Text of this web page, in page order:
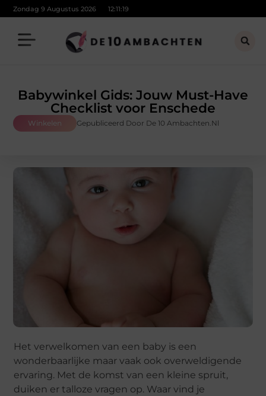
Zondag 9 Augustus 2026 12:11:20
Babywinkel Gids: Jouw Must-Have
Checklist voor Enschede
Winkelen Gepubliceerd Door De 10 Ambachten.nl
Het verwelkomen van een baby is een
wonderbaarlijke maar vaak ook overweldigende
ervaring. Met de komst van een kleine spruit,
duiken er talloze vragen op. Waar vind je